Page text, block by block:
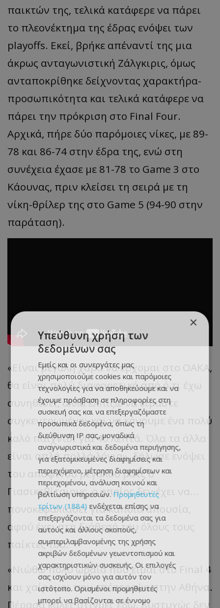
παικτών της, τελικά κατάφερε να πάρει
το πλεονέκτημα της έδρας ενόψει των
playoffs. Εκεί, βρήκε απέναντί της μια
άκρως ανταγωνιστική Ζάλγκιρις, όμως
ανταποκρίθηκε δείχνοντας χαρακτήρα-
προσωπικότητα και τελικά κατάφερε να
πάρει την πρόκριση στο Final Four.
Αρχικά, πήρε δύο παρόμοιες νίκες, με 89-
78 και 86-74 στην έδρα της, ενώ στη
συνέχεια έχασε με 81-78 το Game 3 στο
Κάουνας, πριν κλείσει τη σειρά με τη
νίκη-θρίλερ της στο Game 5 (94-90 στην
παράταση).
«Είναιμεγάληχαράναέρχομαι στο ΟΑΚΑ,
θα είναι πολύδιαφορετικόαπόό,τι έχω
συνηθίσει, αλλά ελπίζωναείμαστε
συγκεντρωμένοικαι νακάνουμε ένα πολύ
καλό παιχνίδι για 40λεπτά. Όλα τα άλλα
είναι απλάπολλάλόγια»,δήλωσε ενόψει
του αποψινού μεγάλου ματς ο
Γιασικεβίτσιους, ο οποίος δεν έχει να…
πονοκεφαλιάσει για κάποια απουσία,
αφού έχει στη διάθεσή του όλους τους
παίκτες του.
«Νιώθω πολύ ωραία που είμαι στο Final 4
και χαίρομαι που επέστρεψα στην Αθήνα.
Πέρασα καλές στιγμές εδώ. Δυστυχώς δεν
×
Υπεύθυνη χρήση των
δεδομένων σας
Εμείς και οι συνεργάτες μας
χρησιμοποιούμε cookies και παρόμοιες
τεχνολογίες για να αποθηκεύουμε και να
έχουμε πρόσβαση σε πληροφορίες στη
συσκευή σας και να επεξεργαζόμαστε
προσωπικά δεδομένα, όπως τη
διεύθυνση IP σας, μοναδικά
αναγνωριστικά και δεδομένα περιήγησης,
για εξατομικευμένες διαφημίσεις και
περιεχόμενο, μέτρηση διαφημίσεων και
περιεχομένου, ανάλυση κοινού και
βελτίωση υπηρεσιών.Προμηθευτές
τρίτων (1884) ενδέχεται επίσης να
επεξεργάζονται τα δεδομένα σας για
αυτούς και άλλους σκοπούς,
συμπεριλαμβανομένης της χρήσης
ακριβών δεδομένων γεωεντοπισμού και
χαρακτηριστικών συσκευής. Οι επιλογές
σας ισχύουν μόνο για αυτόν τον
ιστότοπο. Ορισμένοι προμηθευτές
μπορεί να βασίζονται σε έννομο